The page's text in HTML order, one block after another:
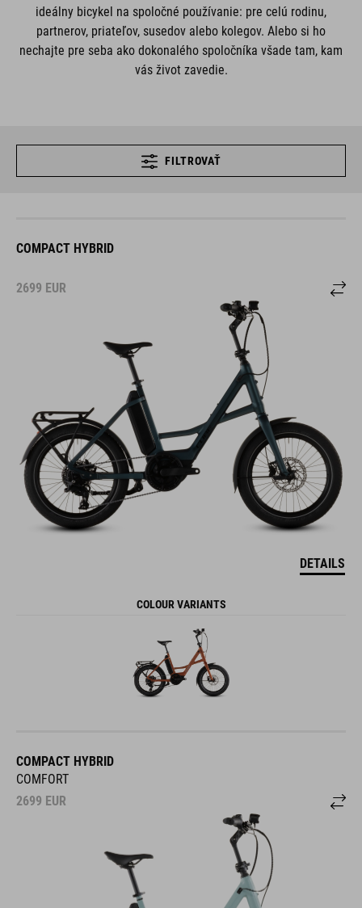
ideálny bicykel na spoločné používanie: pre celú rodinu,
partnerov, priateľov, susedov alebo kolegov. Alebo si ho
nechajte pre seba ako dokonalého spoločníka všade tam, kam
vás život zavedie.
FILTROVAŤ
COMPACT HYBRID
2699 EUR
DETAILS
COLOUR VARIANTS
COMPACT HYBRID
COMFORT
2699 EUR